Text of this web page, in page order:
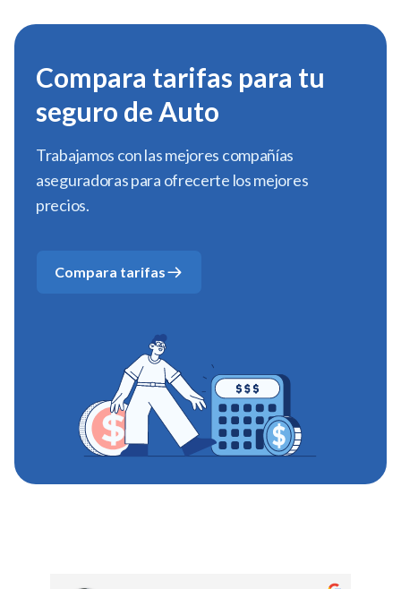
Compara tarifas para tu
seguro de Auto
Trabajamos con las mejores compañías
aseguradoras para ofrecerte los mejores
precios.
Compara tarifas